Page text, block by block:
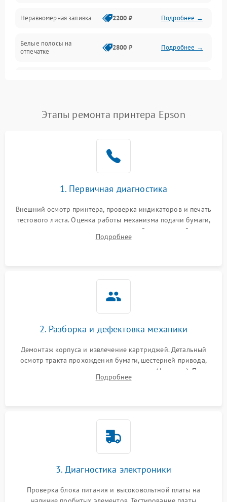
Режим работы
Питание и запуск
Неравномерная заливка 2200 ₽ Подробнее →
Белые полосы на
отпечатке
2800 ₽ Подробнее →
Этапы ремонта принтера Epson
1. Первичная диагностика
Внешний осмотр принтера, проверка индикаторов и печать
тестового листа. Оценка работы механизма подачи бумаги,
выявление посторонних шумов, замятий и первичный анализ
дефектов печати (полосы, фон, пробелы).
Подробнее
2. Разборка и дефектовка механики
Демонтаж корпуса и извлечение картриджей. Детальный
осмотр тракта прохождения бумаги, шестерней привода,
роликов захвата и узла термозакрепления (фьюзера). Поиск
физического износа и повреждений деталей.
Подробнее
3. Диагностика электроники
Проверка блока питания и высоковольтной платы на